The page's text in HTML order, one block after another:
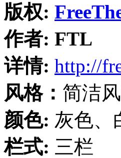
版权:
作者: FTL
详情: http://
风格： 简洁
颜色: 灰色、
栏式: 三栏